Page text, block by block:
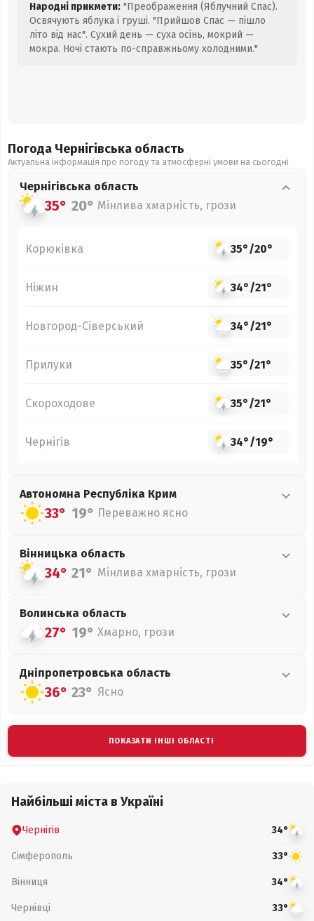
Народні прикмети: "Преображення (Яблучний Спас).
Освячують яблука і груші. "Прийшов Спас — пішло
літо від нас". Сухий день — суха осінь, мокрий —
мокра. Ночі стають по-справжньому холодними."
Погода Чернігівська область
Актуальна інформація про погоду та атмосферні умови на сьогодні
Чернігівська область
35° 20° Мінлива хмарність, грози
Корюківка 35°/20°
Ніжин 34°/21°
Новгород-Сіверський 34°/21°
Прилуки 35°/21°
Скороходове 35°/21°
Чернігів 34°/19°
Автономна Республіка Крим
33° 19° Переважно ясно
Вінницька область
34° 21° Мінлива хмарність, грози
Волинська область
27° 19° Хмарно, грози
Дніпропетровська область
36° 23° Ясно
ПОКАЗАТИ ІНШІ ОБЛАСТІ
Найбільші міста в Україні
Чернігів 34°
Сімферополь 33°
Вінниця 34°
Чернівці 33°